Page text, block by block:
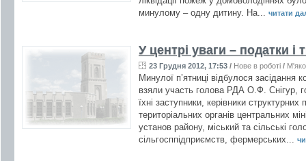
минулому – одну дитину. На... читати
У центрі уваги – податки і
23 Грудня 2012, 17:53 / Нове в роботі /
Минулої п’ятниці відбулося засідання
взяли участь голова РДА О.Ф. Снігур,
їхні заступники, керівники структурних
територіальних органів центральних
установ району, міський та сільські
сільгосппідприємств, фермерських...